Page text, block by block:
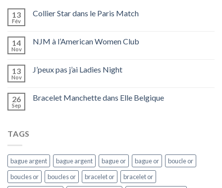
13
Fév
Collier Star dans le Paris Match
14
Nov
NJM à l’American Women Club
13
Nov
J’peux pas j’ai Ladies Night
26
Sep
Bracelet Manchette dans Elle Belgique
TAGS
bague argent bague argent bague or bague or
boucle or
boucles or
boucles or bracelet or
bracelet or